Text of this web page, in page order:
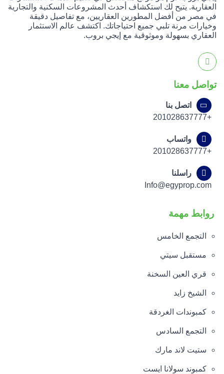
العقارية. يتيح لك استكشاف أحدث المشروعات السكنية والتجارية
في مصر من أفضل المطورين العقاريين، مع تفاصيل دقيقة
وخيارات مرنة تلبي جميع احتياجاتك. اكتشف عالم الاستثمار
العقاري بسهولة وموثوقية مع إيجي بروب.
تواصل معنا
اتصل بنا
+201028637777
واتساب
+201028637777
راسلنا
Info@egyprop.com
روابط مهمة
التجمع الخامس
مستقبل سيتي
قري العين السخنة
الشيخ زايد
كمبوندات الغردقة
التجمع السادس
ستيت لاند مارك
كمبوند سولانا ايست